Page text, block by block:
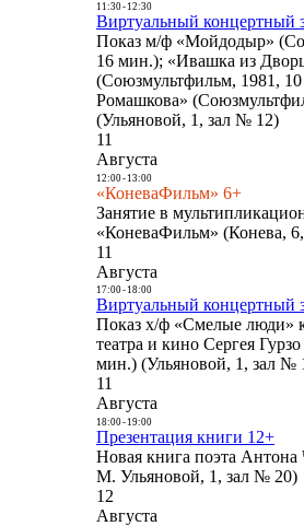
11:30- 12:30
Виртуальный концертный
Показ м/ф «Мойдодыр»
16 мин.); «Ивашка из
(Союзмультфильм, 1981,
Ромашкова»
(Ульяновой, 1, зал № 12)
11
Августа
12:00- 13:00
«КоневаФильм» 6+
Занятие в
«КоневаФильм» (Конева,
11
Августа
17:00- 18:00
Виртуальный концертный
Показ х/ф «Смелые люди»
театра и кино Сергея
мин.) (Ульяновой, 1, зал №
11
Августа
18:00- 19:00
Презентация книги 12+
Новая книга поэта Антона
М. Ульяновой, 1, зал № 20)
12
Августа